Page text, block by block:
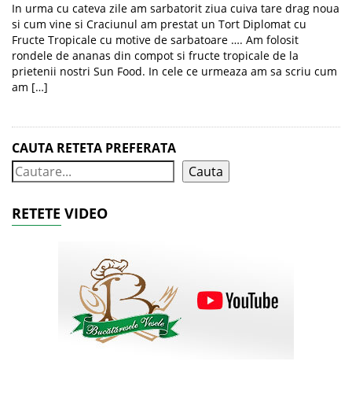
In urma cu cateva zile am sarbatorit ziua cuiva tare drag noua
si cum vine si Craciunul am prestat un Tort Diplomat cu
Fructe Tropicale cu motive de sarbatoare …. Am folosit
rondele de ananas din compot si fructe tropicale de la
prietenii nostri Sun Food. In cele ce urmeaza am sa scriu cum
am […]
CAUTA RETETA PREFERATA
Cauta
RETETE VIDEO